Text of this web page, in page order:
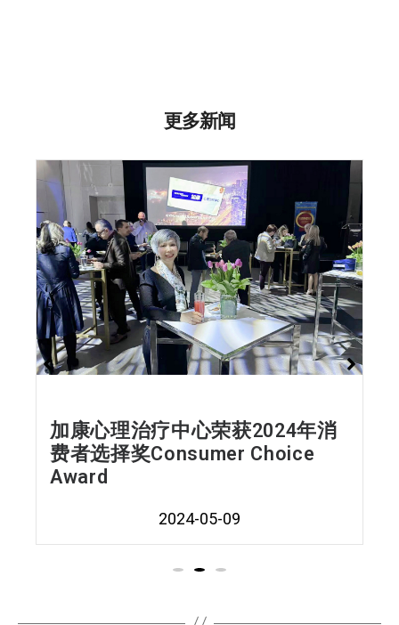
更多新闻
加康心理治疗中心荣获2024年消
费者选择奖Consumer Choice
Award
2024-05-09